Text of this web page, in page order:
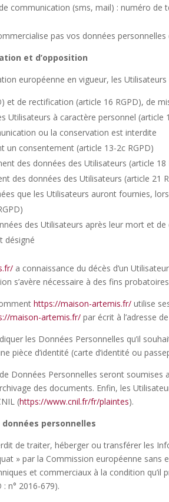
communication (sms, mail) : numéro de
pas vos données
et d’opposition
européenne en vigueur, les
) et de rectification (article 16 RGPD), de
Utilisateurs à caractère personnel (article
ou la conservation est interdite
un consentement (article 13-2c RGPD)
des données des Utilisateurs (article 18
des données des Utilisateurs (article 21
que les Utilisateurs auront fournies,
)
des Utilisateurs après leur mort et
désigné
a connaissance du décès d’un
s’avère nécessaire à des fins
https://maison-artemis.fr/ utilise
maison-artemis.fr/ par écrit à l’adresse
les Données Personnelles qu’il
pièce d’identité (carte d’identité ou
Données Personnelles seront
des documents. Enfin, les
(https://www.cnil.fr/fr/plaintes).
personnelles
de traiter, héberger ou transférer les
» par la Commission européenne
et commerciaux à la condition
: n° 2016-679).